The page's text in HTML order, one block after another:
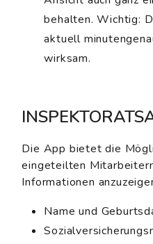
behalten. Wichtig:
aktuell
wirksam.
Die App bietet die
eingeteilten
Informationen
Name und